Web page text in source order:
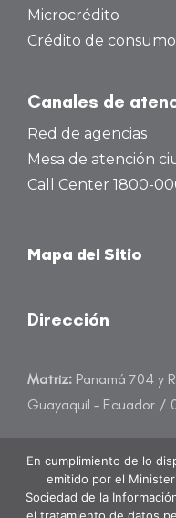
Microcrédito
Crédito de consumo
Canales de
Red de agencias
Mesa de atención
Call Center 1800-
Mapa del Sitio
Dirección
Matriz: Panamá 704 y
Guayaquil – Ecuador /
En cumplimiento de lo
emitido por el
Sociedad de la